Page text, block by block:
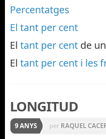
Percentatges
El tant per cent
El tant per cent de
El tant per cent i les
LONGITUD
9 ANYS per RAQUEL